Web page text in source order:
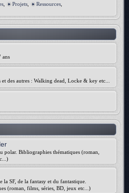
Projets Ressources
ans
des autres : Walking dead, Locke & key etc...
polar. Bibliographies thématiques (roman,
la SF, de la fantasy et du fantastique.
(roman, films, séries, BD, jeux etc...)